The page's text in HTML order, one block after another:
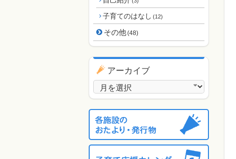
子育てのはなし (12)
その他(48)
アーカイブ
アーカイブ